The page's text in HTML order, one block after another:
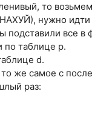
то
нужно идти
подставили все в
по таблице p.
d.
же самое с
раз: